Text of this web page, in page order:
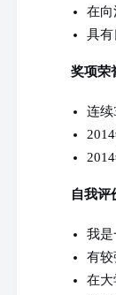
在向
具有
奖项荣
连续
自我评
我是
有较
在大